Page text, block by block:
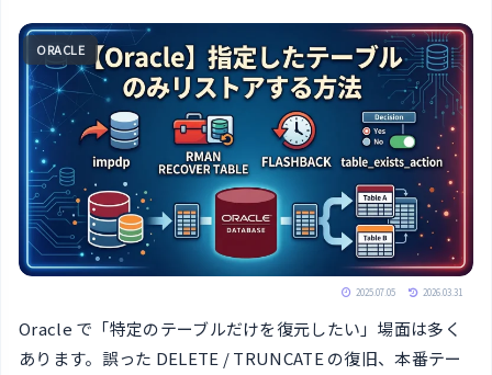
ORACLE
2025.07.05 2026.03.31
Oracle で「特定のテーブルだけを復元したい」場面は多く
あります。誤った DELETE / TRUNCATE の復旧、本番テー